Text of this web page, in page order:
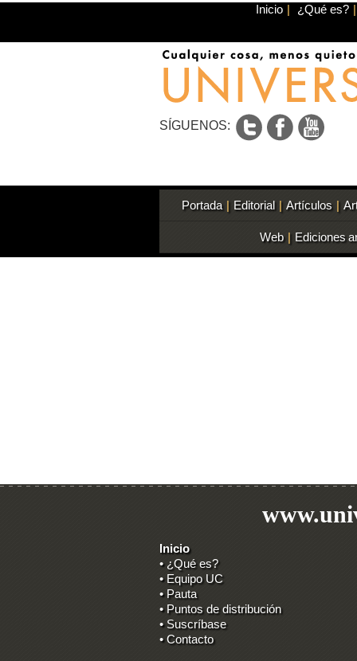
Inicio | ¿Qué es? |
SÍGUENOS:
Portada | Editorial | Artículos |
Web | Ediciones
Inicio
• ¿Qué es?
• Equipo UC
• Pauta
• Puntos de distribución
• Suscríbase
• Contacto